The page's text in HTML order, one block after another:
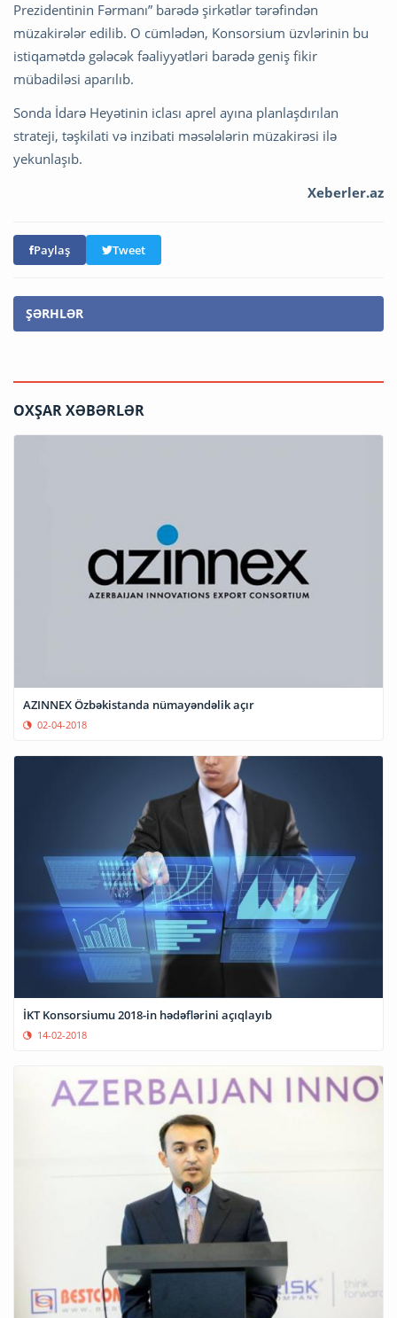
Prezidentinin Fərmanı” barədə şirkətlər tərəfindən
müzakirələr edilib. O cümlədən, Konsorsium üzvlərinin bu
istiqamətdə gələcək fəaliyyətləri barədə geniş fikir
mübadiləsi aparılıb.
Sonda İdarə Heyətinin iclası aprel ayına planlaşdırılan
strateji, təşkilati və inzibati məsələlərin müzakirəsi ilə
yekunlaşıb.
Xeberler.az
Paylaş Tweet
ŞƏRHLƏR
OXŞAR XƏBƏRLƏR
AZINNEX Özbəkistanda nümayəndəlik açır
02-04-2018
İKT Konsorsiumu 2018-in hədəflərini açıqlayıb
14-02-2018